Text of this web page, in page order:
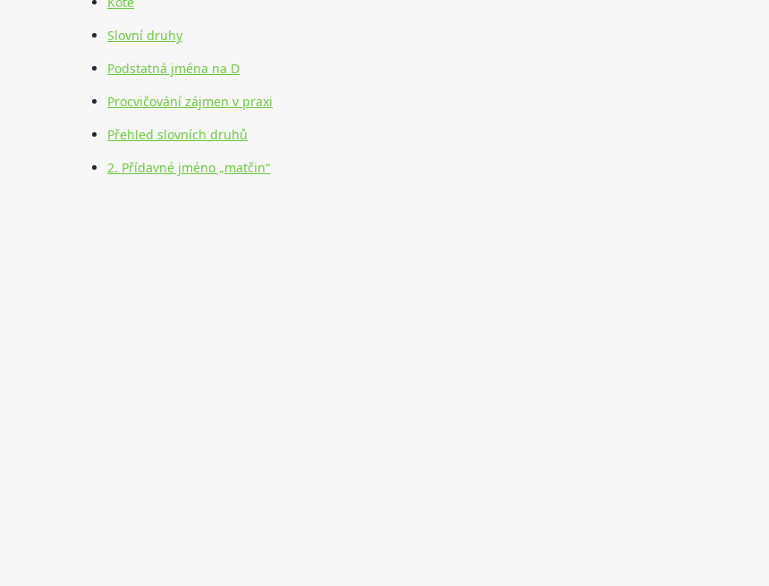
Slovní druhy
Podstatná jména na D
Procvičování zájmen v praxi
Přehled slovních druhů
2. Přídavné jméno „matčin“